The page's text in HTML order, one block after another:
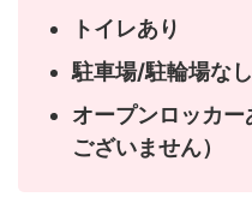
トイレあり
駐車場/駐輪場なし
オープンロッカ
ございません）